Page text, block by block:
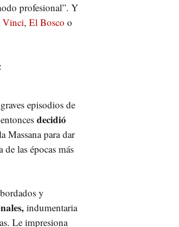
profesional”. Y
Vinci, El Bosco o
episodios de
decidió
Massana para dar
las épocas más
y
indumentaria
Le impresiona